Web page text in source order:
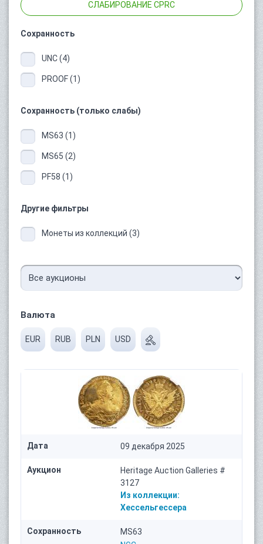
СЛАБИРОВАНИЕ CPRC
Сохранность
UNC (4)
PROOF (1)
Сохранность (только слабы)
MS63 (1)
MS65 (2)
PF58 (1)
Другие фильтры
Монеты из коллекций (3)
Валюта
EUR RUB PLN USD
Дата 09 декабря 2025
Аукцион
Heritage Auction Galleries #
3127
Из коллекции:
Хессельгессера
Сохранность
MS63